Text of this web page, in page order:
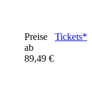
Preise
ab
89,49 €
Tickets*